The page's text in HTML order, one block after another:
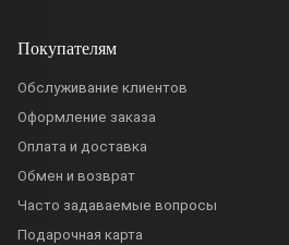
Покупателям
Обслуживание клиентов
Оформление заказа
Оплата и доставка
Обмен и возврат
Часто задаваемые вопросы
Подарочная карта